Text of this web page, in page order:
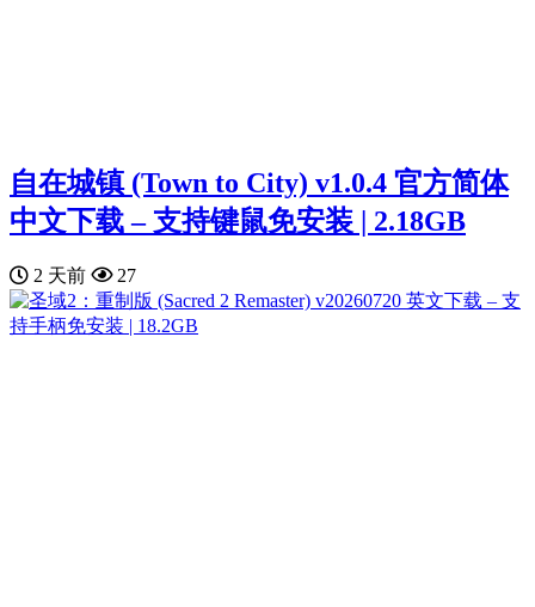
自在城镇 (Town to City) v1.0.4 官方简体
中文下载 – 支持键鼠免安装 | 2.18GB
2 天前 27